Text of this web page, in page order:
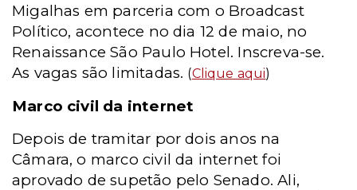
Migalhas em parceria com o Broadcast
Político, acontece no dia 12 de maio, no
Renaissance São Paulo Hotel. Inscreva-se.
As vagas são limitadas. (Clique aqui)
Marco civil da internet
Depois de tramitar por dois anos na
Câmara, o marco civil da internet foi
aprovado de supetão pelo Senado. Ali,